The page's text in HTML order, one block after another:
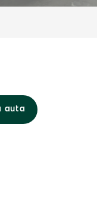
auta